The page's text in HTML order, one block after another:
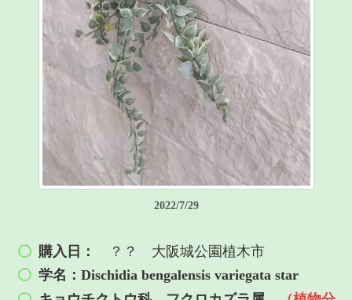
2022/7/29
購入日：
？？ 大阪城公園植木市
学名：Dischidia bengalensis variegata star